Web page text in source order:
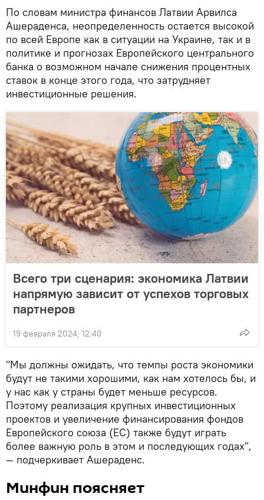
По словам министра финансов Латвии Арвилса
Ашераденса, неопределенность остается высокой
по всей Европе как в ситуации на Украине, так и в
политике и прогнозах Европейского центрального
банка о возможном начале снижения процентных
ставок в конце этого года, что затрудняет
инвестиционные решения.
Всего три сценария: экономика Латвии
напрямую зависит от успехов торговых
партнеров
19 февраля 2024, 12:40
"Мы должны ожидать, что темпы роста экономики
будут не такими хорошими, как нам хотелось бы, и
у нас как у страны будет меньше ресурсов.
Поэтому реализация крупных инвестиционных
проектов и увеличение финансирования фондов
Европейского cоюза (ЕС) также будут играть
более важную роль в этом и последующих годах",
— подчеркивает Ашераденс.
Минфин поясняет